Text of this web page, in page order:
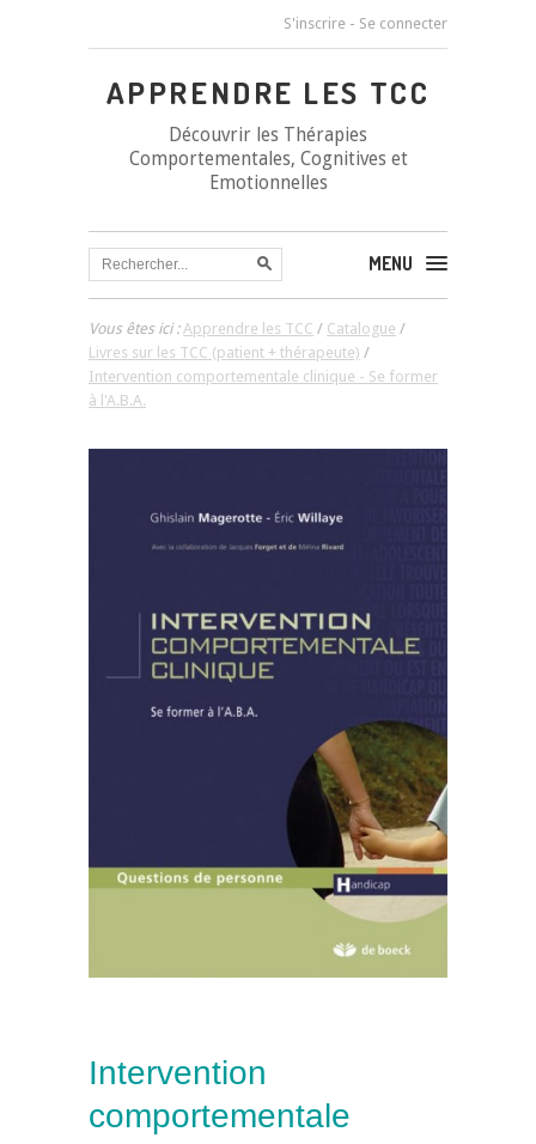
S'inscrire - Se connecter
APPRENDRE LES TCC
Découvrir les Thérapies
Comportementales, Cognitives et
Emotionnelles
MENU
Vous êtes ici :Apprendre les TCC / Catalogue /
Livres sur les TCC (patient + thérapeute) /
Intervention comportementale clinique - Se former
à l'A.B.A.
Intervention
comportementale